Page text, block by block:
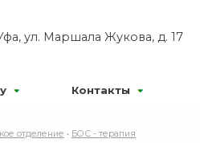
Р’С‹РєР»
ул. Маршала Жукова, д. 17
Контакты
отделение • БОС - терапия